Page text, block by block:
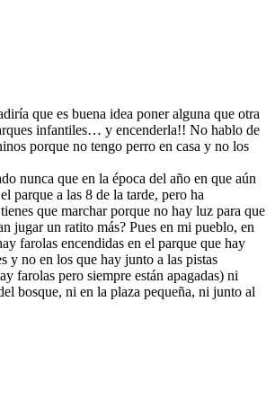
que es buena idea poner alguna que otra
infantiles… y encenderla!! No hablo de
porque no tengo perro en casa y no los
nunca que en la época del año en que aún
parque a las 8 de la tarde, pero ha
que marchar porque no hay luz para que
jugar un ratito más? Pues en mi pueblo, en
farolas encendidas en el parque que hay
y no en los que hay junto a las pistas
farolas pero siempre están apagadas) ni
bosque, ni en la plaza pequeña, ni junto al